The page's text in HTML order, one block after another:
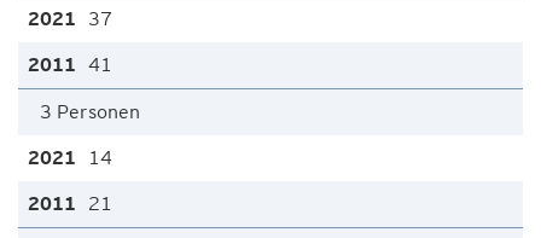
37
41
3 Personen
14
21